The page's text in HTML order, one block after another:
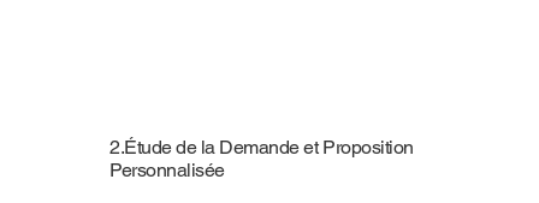
2.Étude de la Demande et Proposition
Personnalisée